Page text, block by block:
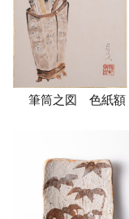
筆筒之図 色紙額